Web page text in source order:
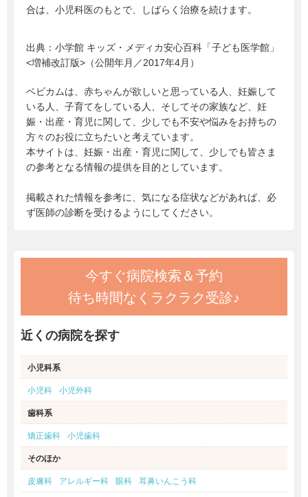
合は、小児科医のもとで、しばらく治療を続けます。
出典： 小学館 キッズ・メディカ安心百科「子ども医学館」
<増補改訂版>（公開年月／2017年4月）
ベビカムは、赤ちゃんが欲しいと思っている人、妊娠して
いる人、子育てをしている人、そしてその家族など、妊
娠・出産・育児に関して、少しでも不安や悩みをお持ちの
方々のお役に立ちたいと考えています。
本サイトは、妊娠・出産・育児に関して、少しでも皆さま
の参考となる情報の提供を目的としています。
掲載された情報を参考に、気になる症状などがあれば、必
ず医師の診断を受けるようにしてください。
今すぐ病院検索＆予約
待ち時間なくラクラク受診♪
近くの病院を探す
小児科系
小児科 小児外科
歯科系
矯正歯科 小児歯科
そのほか
皮膚科 アレルギー科 眼科 耳鼻いんこう科